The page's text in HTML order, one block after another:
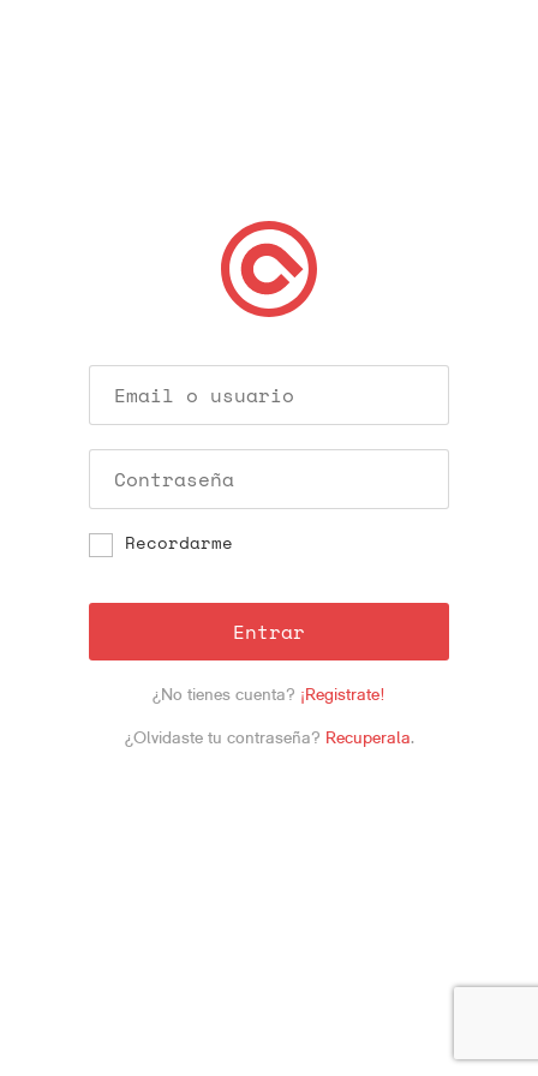
Recordarme
Entrar
¿No tienes cuenta? ¡Registrate!
¿Olvidaste tu contraseña? Recuperala.